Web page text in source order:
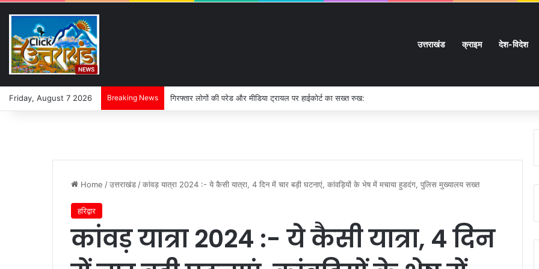
उत्तराखंड क्राइम देश-विदेश
Friday, August 7 2026 Breaking News गिरफ्तार लोगों की परेड और मीडिया ट्रायल पर हाईकोर्ट का सख्त रुख:
Home /उत्तराखंड /कांवड़ यात्रा 2024 :- ये कैसी यात्रा, 4 दिन में चार बड़ी घटनाएं, कांवड़ियों के भेष में मचाया हुडदंग, पुलिस मुख्यालय सख्त
हरिद्वार
कांवड़ यात्रा 2024 :- ये कैसी यात्रा, 4 दिन